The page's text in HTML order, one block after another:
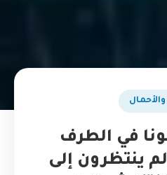
في الطرف
ينتظرون إلى